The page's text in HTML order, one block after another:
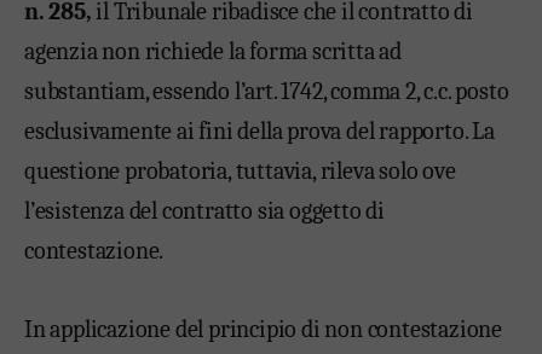
n. 285, il Tribunale ribadisce che il contratto di
agenzia non richiede la forma scritta ad
substantiam, essendo l’art. 1742, comma 2, c.c. posto
esclusivamente ai fini della prova del rapporto. La
questione probatoria, tuttavia, rileva solo ove
l’esistenza del contratto sia oggetto di
contestazione.
In applicazione del principio di non contestazione